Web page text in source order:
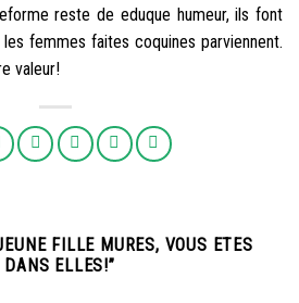
reste de eduque humeur, ils font
femmes faites coquines parviennent.
valeur!
FILLE MURES, VOUS ETES
DANS ELLES!”